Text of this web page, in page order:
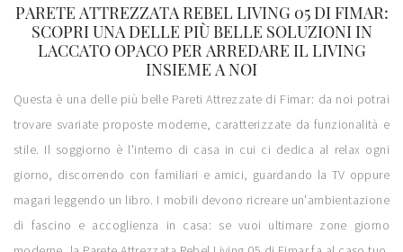
PARETE ATTREZZATA REBEL LIVING 05 DI FIMAR:
SCOPRI UNA DELLE PIÙ BELLE SOLUZIONI IN
LACCATO OPACO PER ARREDARE IL LIVING
INSIEME A NOI
Questa è una delle più belle Pareti Attrezzate di Fimar: da noi potrai
trovare svariate proposte moderne, caratterizzate da funzionalità e
stile. Il soggiorno è l'interno di casa in cui ci dedica al relax ogni
giorno, discorrendo con familiari e amici, guardando la TV oppure
magari leggendo un libro. I mobili devono ricreare un'ambientazione
di fascino e accoglienza in casa: se vuoi ultimare zone giorno